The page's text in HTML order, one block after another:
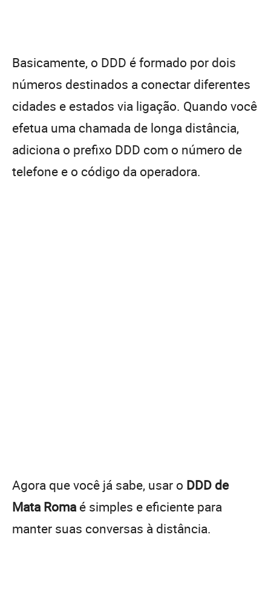
Basicamente, o DDD é formado por dois
números destinados a conectar diferentes
cidades e estados via ligação. Quando você
efetua uma chamada de longa distância,
adiciona o prefixo DDD com o número de
telefone e o código da operadora.
Agora que você já sabe, usar o DDD de
Mata Roma é simples e eficiente para
manter suas conversas à distância.